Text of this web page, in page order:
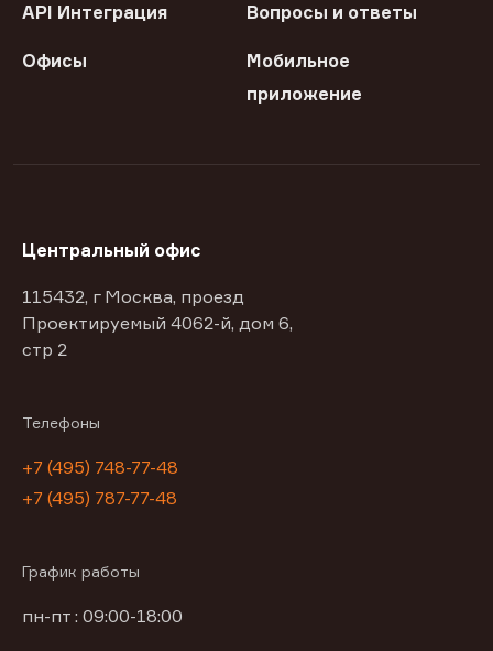
API Интеграция Вопросы и ответы
Офисы
Мобильное
приложение
Центральный офис
115432, г Москва, проезд
Проектируемый 4062-й, дом 6,
стр 2
Телефоны
+7 (495) 748-77-48
+7 (495) 787-77-48
График работы
пн-пт : 09:00-18:00